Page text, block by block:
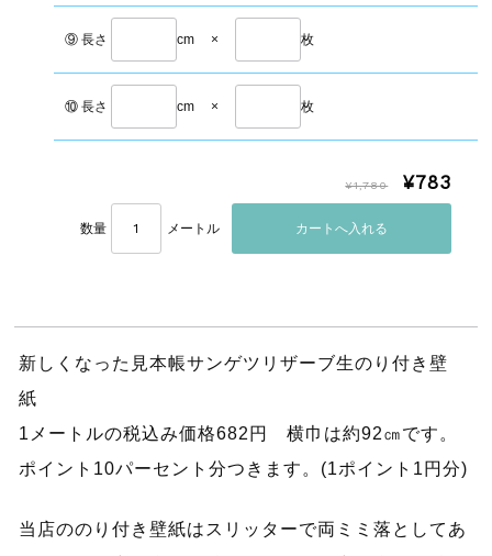
⑨ 長さ cm × 枚
⑩ 長さ cm × 枚
¥1,780 ¥783
数量 メートル
新しくなった見本帳サンゲツリザーブ生のり付き壁
紙
1メートルの税込み価格682円 横巾は約92㎝です。
ポイント10パーセント分つきます。(1ポイント1円分)
当店ののり付き壁紙はスリッターで両ミミ落としてあ